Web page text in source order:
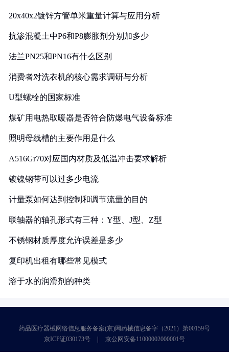
20x40x2镀锌方管单米重量计算与应用分析
抗渗混凝土中P6和P8膨胀剂分别加多少
法兰PN25和PN16有什么区别
消费者对洗衣机的核心需求调研与分析
U型螺栓的国家标准
煤矿用电热取暖器是否符合防爆电气设备标准
照明母线槽的主要作用是什么
A516Gr70对应国内材质及低温冲击要求解析
镀镍钢带可以过多少电流
计量泵如何达到控制和调节流量的目的
联轴器的轴孔形式有三种：Y型、J型、Z型
不锈钢材质厚度允许误差是多少
复印机出租有哪些常见模式
溶于水的润滑剂的种类
药品医疗器械网络信息服务备案(京)网药械信息备字（2021）第00159号
京ICP证030173号
京公网安备11000002000001号